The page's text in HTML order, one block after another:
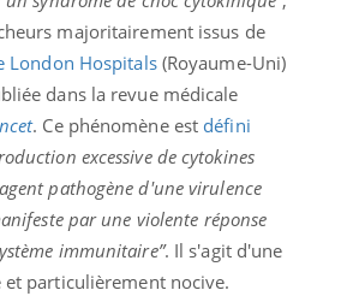
majoritairement issus de
London Hospitals(Royaume-Uni)
dans la revue médicale
. Ce phénomène est défini
excessive de cytokines
pathogène d'une virulence
par une violente réponse
immunitaire”. Il s'agit d'une
et particulièrement nocive.